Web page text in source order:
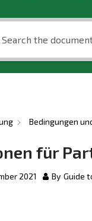
Bedingungen
für
2021 By Guide